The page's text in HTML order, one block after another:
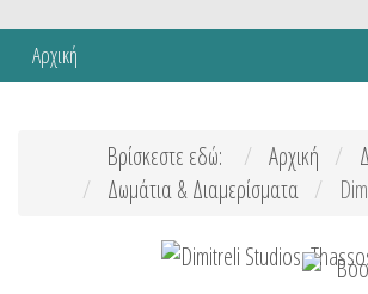
Αρχική
Βρίσκεστε εδώ: Αρχική
Δωμάτια & Διαμερίσματα